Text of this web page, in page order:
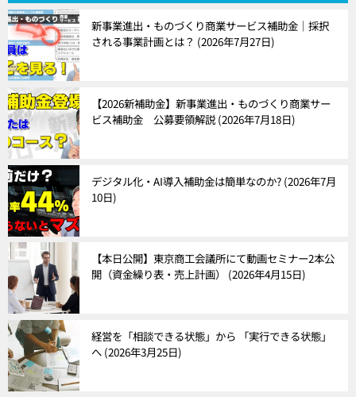
ゲ
ー
シ
ョ
ン
新事業進出・ものづくり商業サービス補助金｜採択
される事業計画とは？ 2026年7月27日
【2026新補助金】新事業進出・ものづくり商業サー
ビス補助金 公募要領解説 2026年7月18日
デジタル化・AI導入補助金は簡単なのか? 2026年7月
10日
【本日公開】東京商工会議所にて動画セミナー2本公
開（資金繰り表・売上計画）
2026年4月15日
経営を「相談できる状態」から 「実行できる状態」
へ 2026年3月25日